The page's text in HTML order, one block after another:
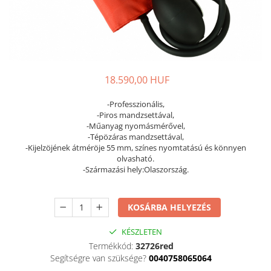
Női nyitott papucs - DOSS
Női csukott papucsok - Medi+
Ferfi csukott papucsok - Medi+
Női nyitott papucs - Medi+
Női szandál
LEON KLOMPE LÁBBELI
Férfi csukott papucs - Leon
Női nyitott papucs - Leon
Férfi nyitott papucs
18.590,00 HUF
-Professzionális,
-Piros mandzsettával,
-Műanyag nyomásmérővel,
-Tépözáras mandzsettával,
-Kijelzöjének átméröje 55 mm, színes nyomtatású és könnyen
olvasható.
-Származási hely:Olaszország.
KOSÁRBA HELYEZÉS
KÉSZLETEN
Termékkód: 32726red
Segítségre van szüksége? 0040758065064